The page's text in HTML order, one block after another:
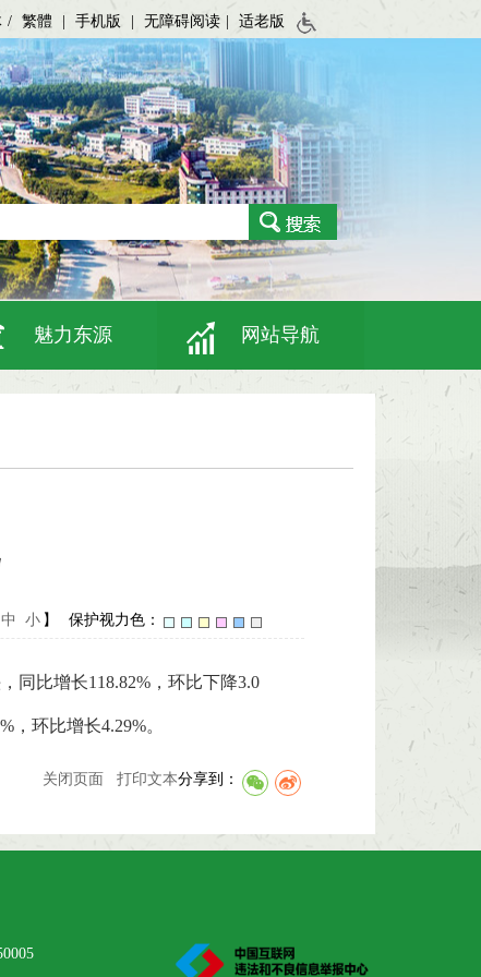
/ 繁體 手机版 无障碍阅读 适老版
魅力东源 网站导航
中 小 】 保护视力色：
比增长118.82%，环比下降3.0
环比增长4.29%。
分享到：
关闭页面 打印文本